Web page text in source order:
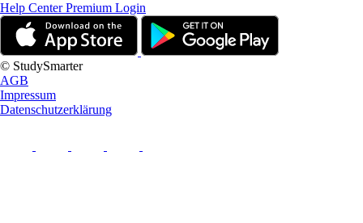
Help CenterPremium Login
© StudySmarter
AGB
Impressum
Datenschutzerklärung